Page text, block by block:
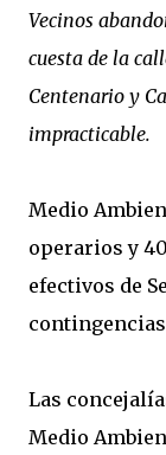
Vecinos
cuesta de la
Centenario y
impracticable.
Medio
operarios y
efectivos de
Las
Medio